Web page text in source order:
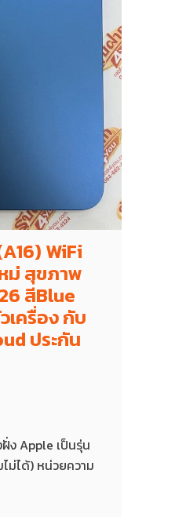
WiFi
ม่ สุขภาพ
สีBlue
ครื่อง กับ
ประกัน
ง Apple เป็นรุ่น
ไม่ได้) หน่วยความ